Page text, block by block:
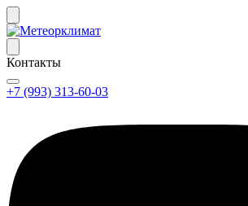
Контакты
+7 (993) 313-60-03